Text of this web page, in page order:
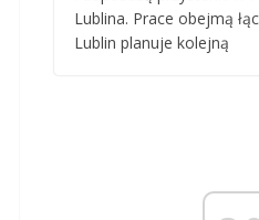
Lublina. Prace obejmą
Lublin planuje kolejną